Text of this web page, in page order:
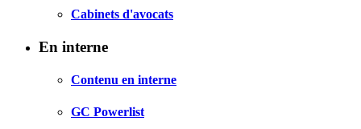
Cabinets d'avocats
En interne
Contenu en interne
GC Powerlist